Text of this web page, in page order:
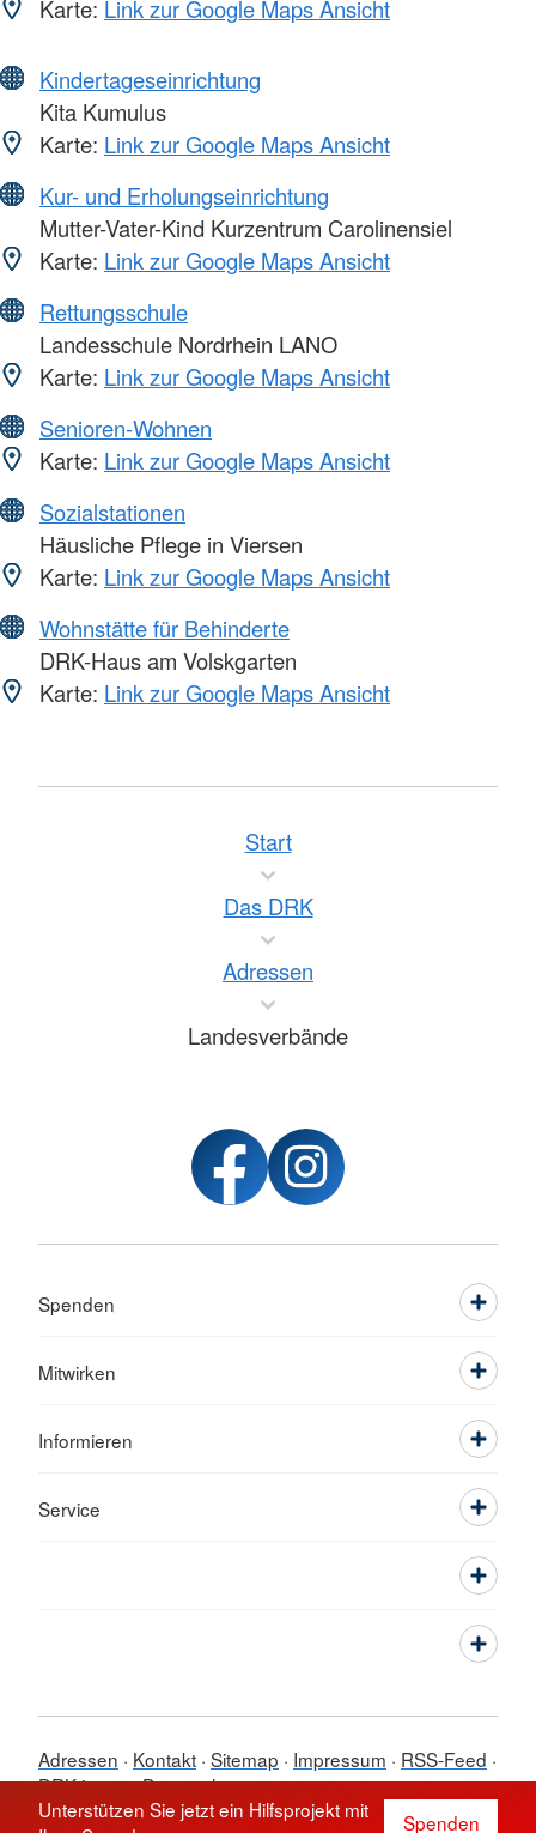
Karte: Link zur Google Maps Ansicht
Kindertageseinrichtung
Kita Kumulus
Karte: Link zur Google Maps Ansicht
Kur- und Erholungseinrichtung
Mutter-Vater-Kind Kurzentrum Carolinensiel
Karte: Link zur Google Maps Ansicht
Rettungsschule
Landesschule Nordrhein LANO
Karte: Link zur Google Maps Ansicht
Senioren-Wohnen
Karte: Link zur Google Maps Ansicht
Sozialstationen
Häusliche Pflege in Viersen
Karte: Link zur Google Maps Ansicht
Wohnstätte für Behinderte
DRK-Haus am Volskgarten
Karte: Link zur Google Maps Ansicht
Unterstützen Sie jetzt ein Hilfsprojekt mit
Spenden
Start
Das DRK
Adressen
Landesverbände
Spenden
Mitwirken
Informieren
Service
Adressen Kontakt Sitemap Impressum
RSS-Feed
DRK intern Datenschutz
© 2026 Ortsverein Saarbrücken-